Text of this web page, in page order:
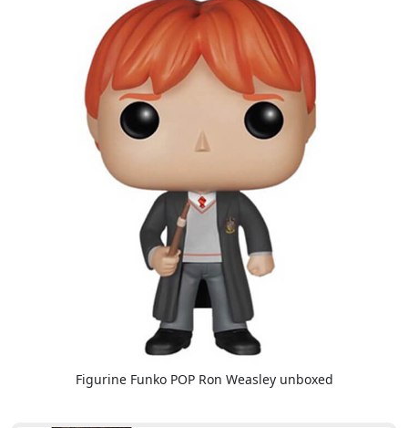
Figurine Funko POP Ron Weasley unboxed